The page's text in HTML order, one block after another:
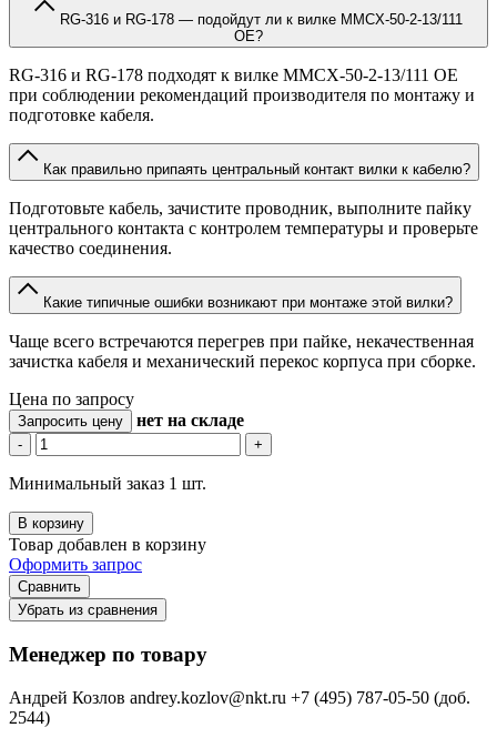
OE?
RG-316 и RG-178 подходят к вилке MMCX-50-2-13/111 OE
при соблюдении рекомендаций производителя по монтажу и
подготовке кабеля.
Как правильно припаять центральный контакт вилки к кабелю?
Подготовьте кабель, зачистите проводник, выполните пайку
центрального контакта с контролем температуры и проверьте
качество соединения.
Какие типичные ошибки возникают при монтаже этой вилки?
Чаще всего встречаются перегрев при пайке, некачественная
зачистка кабеля и механический перекос корпуса при сборке.
Цена по запросу
Запросить цену нет на складе
- +
Минимальный заказ 1 шт.
В корзину
Товар добавлен в корзину
Оформить запрос
Сравнить
Убрать из сравнения
Менеджер по товару
Андрей Козлов andrey.kozlov@nkt.ru +7 (495) 787-05-50 (доб.
2544)